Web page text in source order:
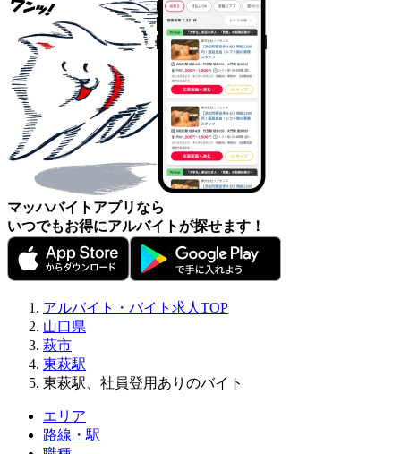
マッハバイトアプリなら
いつでもお得にアルバイトが探せます！
アルバイト・バイト求人TOP
山口県
萩市
東萩駅
東萩駅、社員登用ありのバイト
エリア
路線・駅